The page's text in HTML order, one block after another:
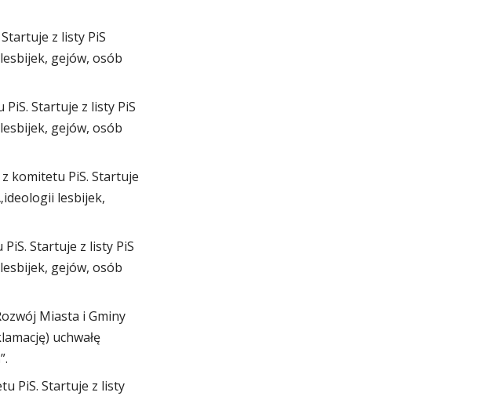
z listy PiS
gejów, osób
Startuje z listy PiS
gejów, osób
z komitetu PiS. Startuje
lesbijek,
Startuje z listy PiS
gejów, osób
Miasta i Gminy
uchwałę
PiS. Startuje z listy